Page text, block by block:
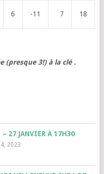
6 -11 7 18
(presque 3!) à la clé .
– 27 JANVIER À 17H30
2023